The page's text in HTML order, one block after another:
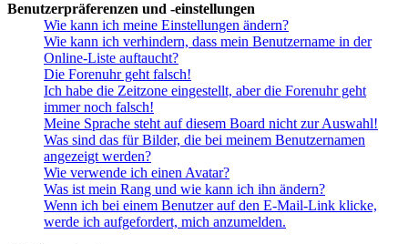
Benutzerpräferenzen und -einstellungen
Wie kann ich meine Einstellungen ändern?
Wie kann ich verhindern, dass mein Benutzername in der
Online-Liste auftaucht?
Die Forenuhr geht falsch!
Ich habe die Zeitzone eingestellt, aber die Forenuhr geht
immer noch falsch!
Meine Sprache steht auf diesem Board nicht zur Auswahl!
Was sind das für Bilder, die bei meinem Benutzernamen
angezeigt werden?
Wie verwende ich einen Avatar?
Was ist mein Rang und wie kann ich ihn ändern?
Wenn ich bei einem Benutzer auf den E-Mail-Link klicke,
werde ich aufgefordert, mich anzumelden.